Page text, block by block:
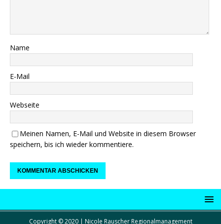
Name
E-Mail
Webseite
Meinen Namen, E-Mail und Website in diesem Browser
speichern, bis ich wieder kommentiere.
Copyright © 2020 | Nicole Rauscher Regionalmanagement